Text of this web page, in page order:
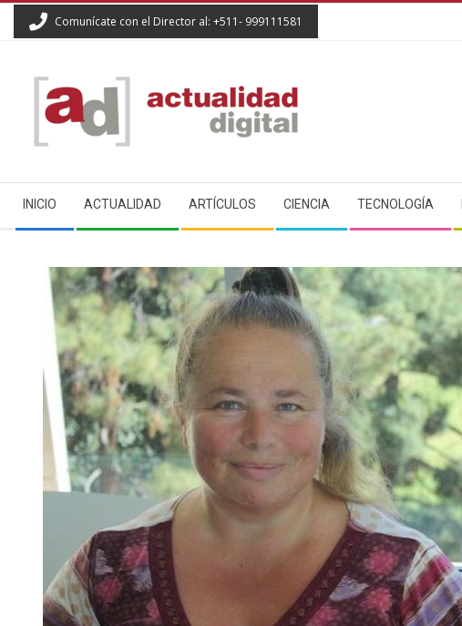
Comunícate con el Director al: +511- 999111581
ACTUALIDAD
DIGITAL
Navigation
Menu
INICIO ACTUALIDAD ARTÍCULOS CIENCIA TECNOLOGÍA